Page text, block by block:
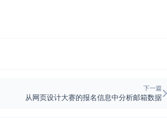
下一篇
从网页设计大赛的报名信息中分析邮箱数据